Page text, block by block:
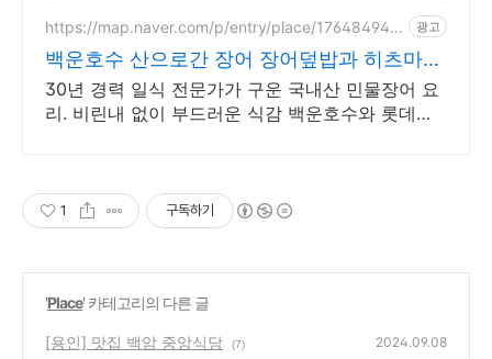
https://map.naver.com/p/entry/place/176484942
광고
백운호수 산으로간 장어 장어덮밥과 히츠마부
시
30년 경력 일식 전문가가 구운 국내산 민물장어 요
리. 비린내 없이 부드러운 식감 백운호수와 롯데아
1 구독하기
'Place' 카테고리의 다른 글
[용인] 맛집 백암 중앙식당 (7) 2024.09.08